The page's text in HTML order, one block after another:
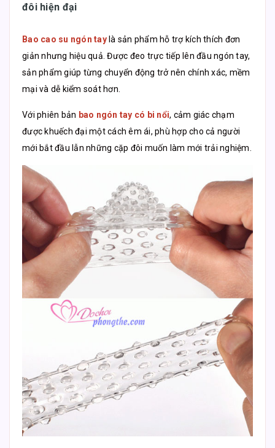
đôi hiện đại
Bao cao su ngón taylà sản phẩm hỗ trợ kích thích đơn
giản nhưng hiệu quả. Được đeo trực tiếp lên đầu ngón tay,
sản phẩm giúp từng chuyển động trở nên chính xác, mềm
mại và dễ kiểm soát hơn.
Với phiên bản bao ngón tay có bi nổi, cảm giác chạm
được khuếch đại một cách êm ái, phù hợp cho cả người
mới bắt đầu lẫn những cặp đôi muốn làm mới trải nghiệm.